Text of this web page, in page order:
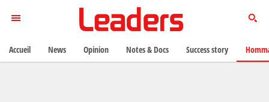
Accueil News Opinion Notes & Docs Success story